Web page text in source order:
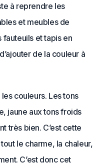
à reprendre les
et meubles de
et tapis en
de la couleur à
couleurs. Les tons
jaune aux tons froids
très bien. C’est cette
le charme, la chaleur,
C’est donc cet